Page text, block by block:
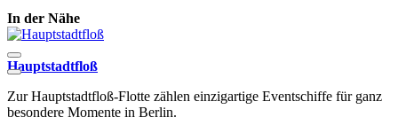
In der Nähe
Hauptstadtfloß
Zur Hauptstadtfloß-Flotte zählen einzigartige Eventschiffe für ganz
besondere Momente in Berlin.